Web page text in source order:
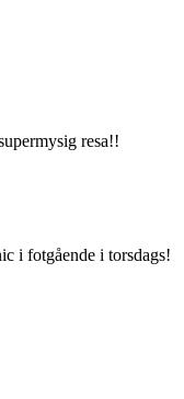
resa!!
i fotgående i torsdags!